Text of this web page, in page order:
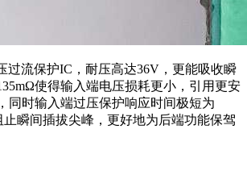
过流保护IC，耐压高达36V，更能吸收瞬
使得输入端电压损耗更小，引用更安
同时输入端过压保护响应时间极短为
瞬间插拔尖峰，更好地为后端功能保驾